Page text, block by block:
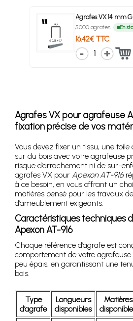
Agrafes VX 14 mm
5000 agrafes En
16.42€ TTC
1
Agrafes VX pour agrafeuse
fixation précise de vos
Vous devez fixer un tissu, une
sur du bois avec votre agrafeuse
risque d’arrachement ni de sur-
agrafes VX pour Apexon AT-916
à ce besoin, en vous offrant un
matières pensé pour les travaux
d’ameublement exigeants.
Caractéristiques techniques
Apexon AT-916
Chaque référence d’agrafe est
comportement de votre
peu épais, en garantissant une
bois.
Type
d’agrafe
Longueurs
disponibles
Matières